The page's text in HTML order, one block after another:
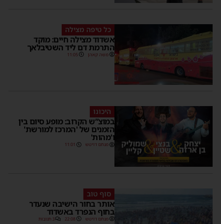
כל טיפה מצילה
אשדוד מצילה חיים: מוקד
התרמת דם ליד השטיבלאך
משה קאהן 11:05
היכונו
במוצ”ש הקרוב: מופע סיום בין
הזמנים של 'המרכז למורשת'
ו'מהות'
מנחם דויטש 11:01
סוף טוב
אותר בחור הישיבה שנעדר
בחוף הנפרד באשדוד
מנחם דויטש 22:08 3 תגובות